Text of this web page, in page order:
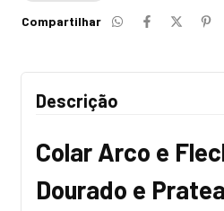
Compartilhar
Descrição
Colar Arco e
Dourado e